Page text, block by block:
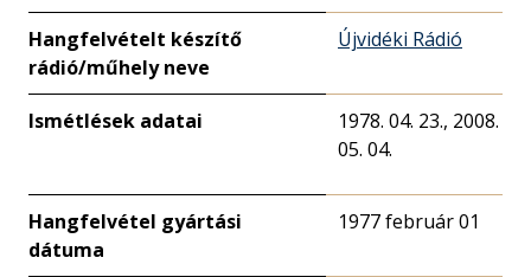
Hangfelvételt készítő
rádió/műhely neve
Újvidéki Rádió
Ismétlések adatai
1978. 04. 23., 2008.
05. 04.
Hangfelvétel gyártási
dátuma
1977 február 01